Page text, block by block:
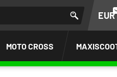
EUR
MOTO CROSS